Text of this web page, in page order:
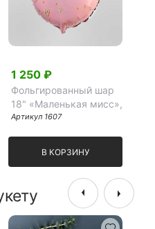
1 250 ₽
Фольгированный шар
18" «Маленькая мисс»,
Артикул 1607
В КОРЗИНУ